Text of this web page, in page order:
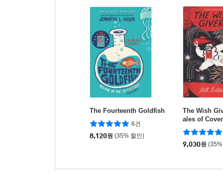
The Fourteenth Goldfish
6건
8,120원 (35% 할인)
The Wish
ales of
9,030원